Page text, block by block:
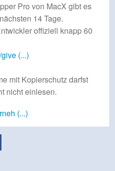
Pro von MacX gibt es
14 Tage.
offiziell knapp 60
(...)
mit Kopierschutz darfst
nicht einlesen.
(...)